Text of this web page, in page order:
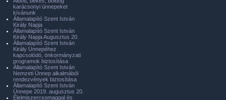
karácsonyi ünnepeket
kívánunk
Államalapító Szent István
Király Napja
Államalapító Szent István
Király Napja Augusztus 20.
Államalapító Szent István
Király Ünnepéhez
kapcsolódó, önkormányzati
programok biztosítása
Államalapító Szent István
Nemzeti Ünnep alkalmából
rendezvények biztosítása
Államalapító Szent István
Ünnepe 2019. augusztus 20.
Élelmiszercsomaggal és